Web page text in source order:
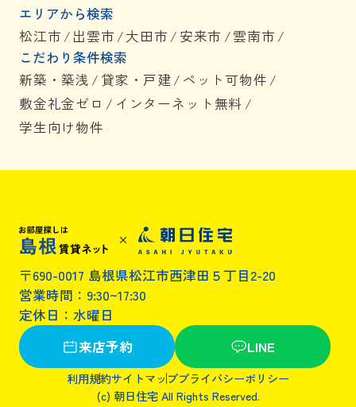
エリアから検索
松江市 / 出雲市 /大田市 / 安来市 /雲南市 /
こだわり条件検索
新築・築浅 / 貸家・戸建/ ペット可物件 /
敷金礼金ゼロ / インターネット無料 /
学生向け物件
〒690-0017 島根県松江市西津田５丁目2-20
営業時間：9:30~17:30
定休日：水曜日
来店予約
LINE
利用規約サイトマッププライバシーポリシー
(c) 朝日住宅 All Rights Reserved.